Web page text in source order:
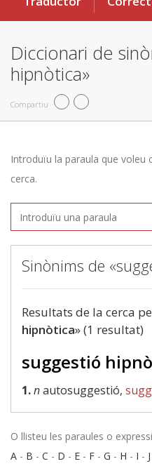
Diccionari de
hipnòtica»
Compartiu
Introduïu la paraula que voleu
cerca.
Sinònims de
Resultats de la cerca
hipnòtica» (1 resultat)
suggestió
1.nautosuggestió,
O llisteu les paraules o
A - B - C - D - E - F - G - H - I - J